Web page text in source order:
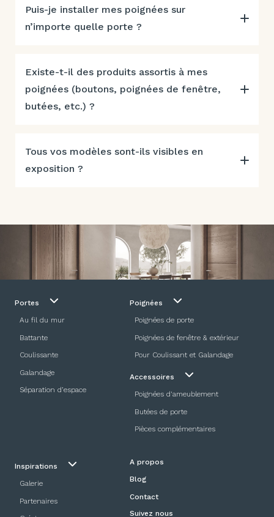
Puis-je installer mes poignées sur
n’importe quelle porte ?
Existe-t-il des produits assortis à mes
poignées (boutons, poignées de fenêtre,
butées, etc.) ?
Tous vos modèles sont-ils visibles en
exposition ?
Portes
Au fil du mur
Battante
Coulissante
Galandage
Séparation d’espace
Poignées
Poignées de porte
Poignées de fenêtre & extérieur
Pour Coulissant et Galandage
Accessoires
Poignées d'ameublement
Butées de porte
Pièces complémentaires
Inspirations
Galerie
Partenaires
A propos
Blog
Contact
Suivez nous